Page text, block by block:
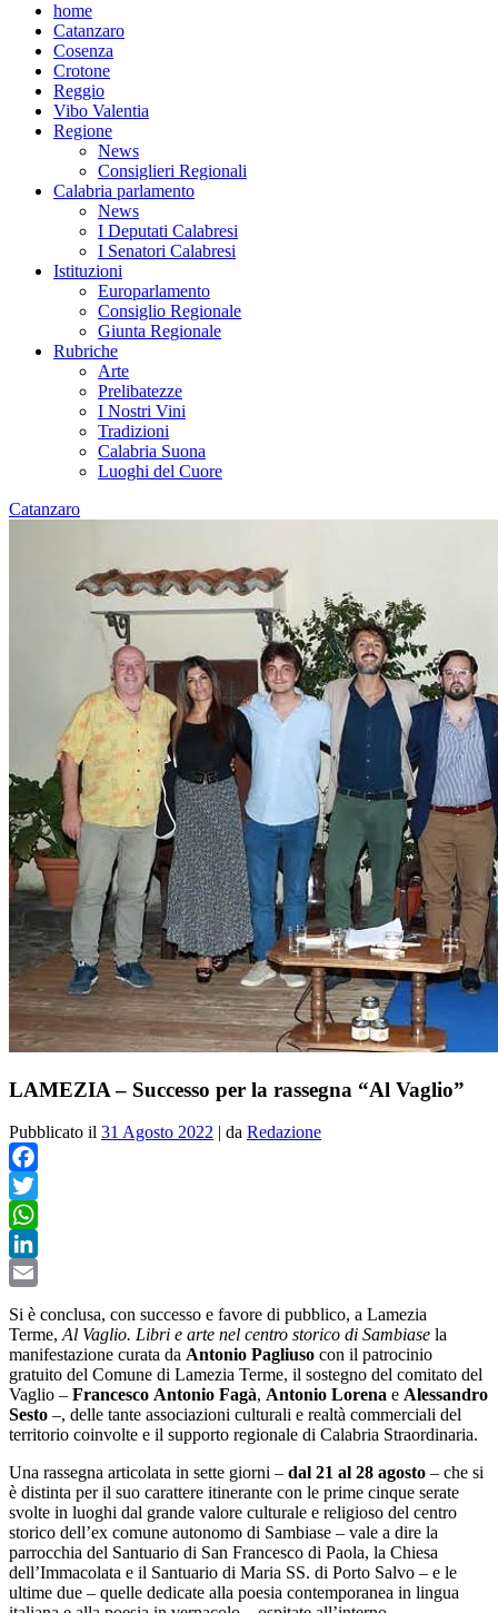
home
Catanzaro
Cosenza
Crotone
Reggio
Vibo Valentia
Regione
News
Consiglieri Regionali
Calabria parlamento
News
I Deputati Calabresi
I Senatori Calabresi
Istituzioni
Europarlamento
Consiglio Regionale
Giunta Regionale
Rubriche
Arte
Prelibatezze
I Nostri Vini
Tradizioni
Calabria Suona
Luoghi del Cuore
Catanzaro
LAMEZIA – Successo per la rassegna “Al Vaglio”
Pubblicato il 31 Agosto 2022 | da Redazione
Facebook
Twitter
WhatsApp
LinkedIn
Si è conclusa, con successo e favore di pubblico, a Lamezia
Terme,Al Vaglio. Libri e arte nel centro storico di Sambiase la
manifestazione curata da Antonio Pagliuso con il patrocinio
gratuito del Comune di Lamezia Terme, il sostegno del comitato del
Vaglio – Francesco Antonio Fagà, Antonio Lorena e Alessandro
Sesto –, delle tante associazioni culturali e realtà commerciali del
territorio coinvolte e il supporto regionale di Calabria Straordinaria.
Una rassegna articolata in sette giorni – dal 21 al 28 agosto – che si
è distinta per il suo carattere itinerante con le prime cinque serate
svolte in luoghi dal grande valore culturale e religioso del centro
storico dell’ex comune autonomo di Sambiase – vale a dire la
parrocchia del Santuario di San Francesco di Paola, la Chiesa
dell’Immacolata e il Santuario di Maria SS. di Porto Salvo – e le
ultime due – quelle dedicate alla poesia contemporanea in lingua